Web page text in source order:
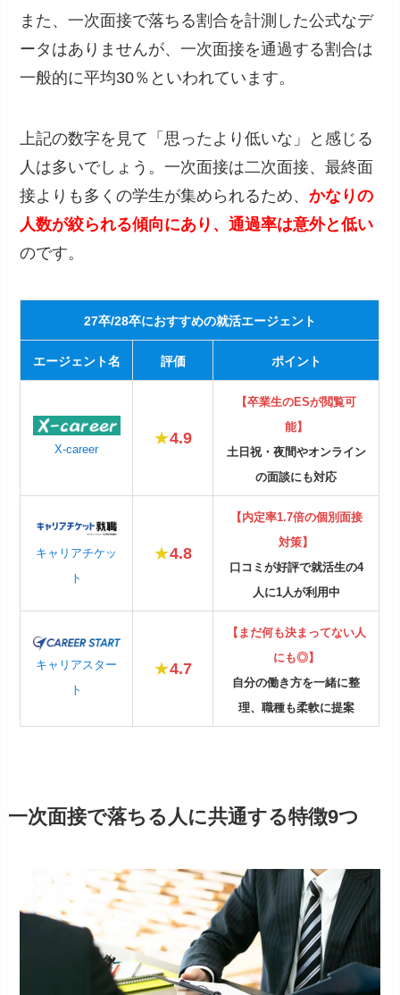
また、一次面接で落ちる割合を計測した公式なデ
ータはありませんが、一次面接を通過する割合は
一般的に平均30％といわれています。
上記の数字を見て「思ったより低いな」と感じる
人は多いでしょう。一次面接は二次面接、最終面
接よりも多くの学生が集められるため、かなりの
人数が絞られる傾向にあり、通過率は意外と低い
のです。
27卒/28卒におすすめの就活エージェント
エージェント名 評価 ポイント
X-career
★4.9
【卒業生のESが閲覧可
能】
土日祝・夜間やオンライン
の面談にも対応
キャリアチケッ
ト
★4.8
【内定率1.7倍の個別面接
対策】
口コミが好評で就活生の4
人に1人が利用中
キャリアスター
ト
★4.7
【まだ何も決まってない人
にも◎】
自分の働き方を一緒に整
理、職種も柔軟に提案
一次面接で落ちる人に共通する特徴9つ